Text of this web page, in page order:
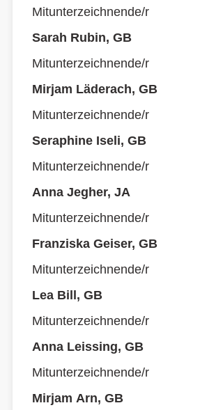
Mitunterzeichnende/r
Sarah Rubin, GB
Mitunterzeichnende/r
Mirjam Läderach, GB
Mitunterzeichnende/r
Seraphine Iseli, GB
Mitunterzeichnende/r
Anna Jegher, JA
Mitunterzeichnende/r
Franziska Geiser, GB
Mitunterzeichnende/r
Lea Bill, GB
Mitunterzeichnende/r
Anna Leissing, GB
Mitunterzeichnende/r
Mirjam Arn, GB